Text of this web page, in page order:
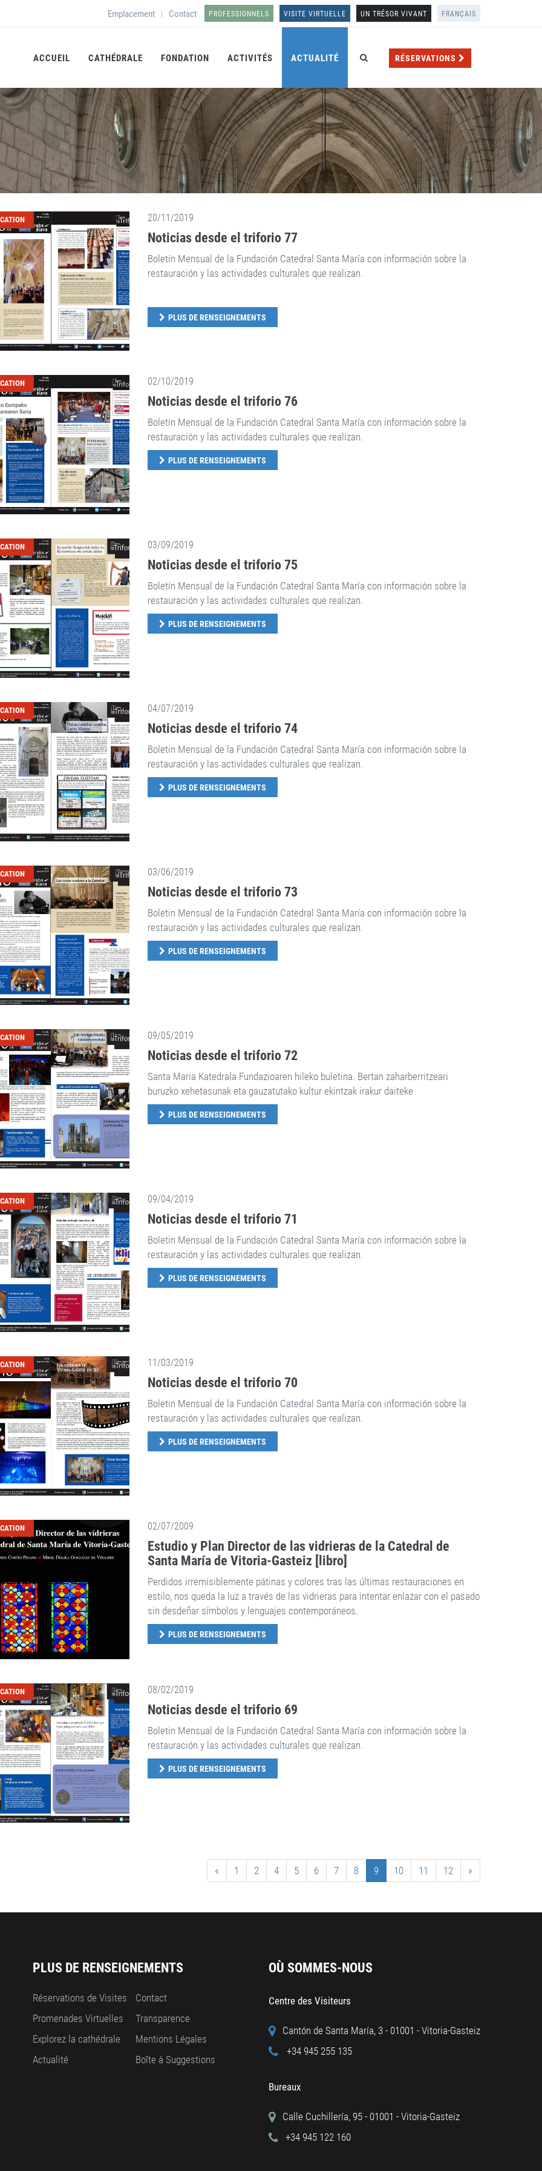
Emplacement | Contact PROFESSIONNELS VISITE VIRTUELLE UN TRÉSOR VIVANT FRANÇAIS
ACCUEIL CATHÉDRALE FONDATION ACTIVITÉS ACTUALITÉ RÉSERVATIONS
20/11/2019
Noticias desde el triforio 77
Boletín Mensual de la Fundación Catedral Santa María con información sobre la
restauración y las actividades culturales que realizan.
PLUS DE RENSEIGNEMENTS
02/10/2019
Noticias desde el triforio 76
Boletín Mensual de la Fundación Catedral Santa María con información sobre la
restauración y las actividades culturales que realizan.
PLUS DE RENSEIGNEMENTS
03/09/2019
Noticias desde el triforio 75
Boletín Mensual de la Fundación Catedral Santa María con información sobre la
restauración y las actividades culturales que realizan.
PLUS DE RENSEIGNEMENTS
04/07/2019
Noticias desde el triforio 74
Boletin Mensual de la Fundación Catedral Santa María con información sobre la
restauración y las actividades culturales que realizan.
PLUS DE RENSEIGNEMENTS
03/06/2019
Noticias desde el triforio 73
Boletin Mensual de la Fundación Catedral Santa María con información sobre la
restauración y las actividades culturales que realizan.
PLUS DE RENSEIGNEMENTS
09/05/2019
Noticias desde el triforio 72
Santa Maria Katedrala Fundazioaren hileko buletina. Bertan zaharberritzeari
buruzko xehetasunak eta gauzatutako kultur ekintzak irakur daiteke
PLUS DE RENSEIGNEMENTS
09/04/2019
Noticias desde el triforio 71
Boletin Mensual de la Fundación Catedral Santa María con información sobre la
restauración y las actividades culturales que realizan.
PLUS DE RENSEIGNEMENTS
11/03/2019
Noticias desde el triforio 70
Boletin Mensual de la Fundación Catedral Santa María con información sobre la
restauración y las actividades culturales que realizan.
PLUS DE RENSEIGNEMENTS
02/07/2009
Estudio y Plan Director de las vidrieras de la Catedral de
Santa María de Vitoria-Gasteiz [libro]
Perdidos irremisiblemente pátinas y colores tras las últimas restauraciones en
estilo, nos queda la luz a través de las vidrieras para intentar enlazar con el pasado
sin desdeñar símbolos y lenguajes contemporáneos.
PLUS DE RENSEIGNEMENTS
08/02/2019
Noticias desde el triforio 69
Boletin Mensual de la Fundación Catedral Santa María con información sobre la
restauración y las actividades culturales que realizan.
PLUS DE RENSEIGNEMENTS
« 1 2 4 5 6 7 8 9 10 11 12 »
PLUS DE RENSEIGNEMENTS
Réservations de Visites
Promenades Virtuelles
Explorez la cathédrale
Actualité
Contact
Transparence
Mentions Légales
Boîte à Suggestions
OÙ SOMMES-NOUS
Centre des Visiteurs
Cantón de Santa María, 3 - 01001 - Vitoria-Gasteiz
+34 945 255 135
Bureaux
Calle Cuchillería, 95 - 01001 - Vitoria-Gasteiz
+34 945 122 160